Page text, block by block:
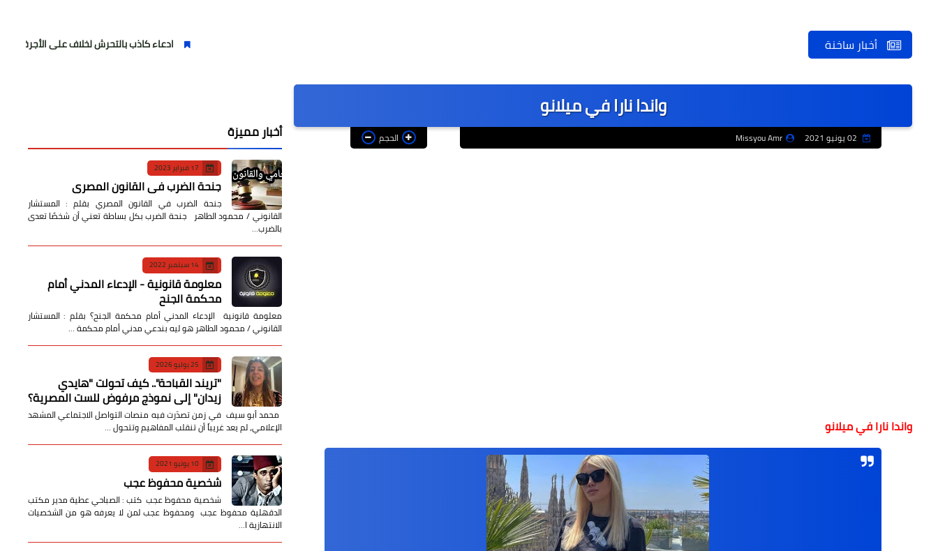
أخبار ساخنة ادعاء كاذب بالتحرش لخلاف على الأجرة وصحفية وهمية
واندا نارا في ميلانو
Missyou Amr الحجم
واندا نارا في ميلانو
أخبار مميزة
17 فبراير 2023
جنحة الضرب في القانون المصري
جنحة الضرب في القانون المصري بقلم : المستشار
القانوني / محمود الطاهر جنحة الضرب بكل بساطة تعني أن شخصًا تعدى
بالضرب…
14 سبتمبر 2022
معلومة قانونية - الإدعاء المدني أمام
محكمة الجنح
معلومة قانونية الإدعاء المدني أمام محكمة الجنح؟ بقلم : المستشار
القانوني / محمود الطاهر هو ليه بندعي مدني أمام محكمة …
25 يوليو 2026
​"تريند القباحة".. كيف تحولت "هايدي
زيدان" إلى نموذج مرفوض للست المصرية؟
​ محمد أبو سيف ​في زمن تصدّرت فيه منصات التواصل الاجتماعي المشهد
الإعلامي، لم يعد غريباً أن تنقلب المفاهيم وتتحول …
10 يونيو 2021
شخصية محفوظ عجب
شخصية محفوظ عجب كتب : الصباحي عطية مدير مكتب
الدقهلية محفوظ عجب ومحفوظ عجب لمن لا يعرفه هو من الشخصيات
الانتهازية ا…